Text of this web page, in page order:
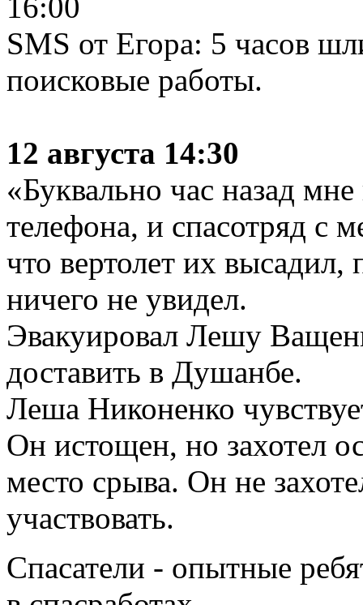
16:00
SMS от Егора: 5 часов
поисковые работы.
12 августа 14:30
«Буквально час назад
телефона, и спасотряд с
что вертолет их
ничего не увидел.
Эвакуировал Лешу
доставить в Душанбе.
Леша Никоненко
Он истощен, но захотел
место срыва. Он не
участвовать.
Спасатели - опытные